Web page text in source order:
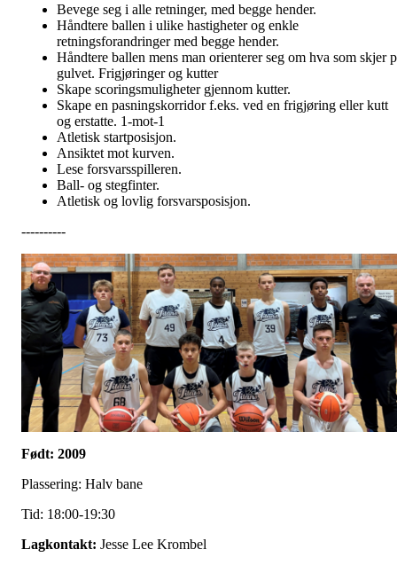
Bevege seg i alle retninger, med begge hender.
Håndtere ballen i ulike hastigheter og enkle
retningsforandringer med begge hender.
Håndtere ballen mens man orienterer seg om hva som skjer
gulvet. Frigjøringer og kutter
Skape scoringsmuligheter gjennom kutter.
Skape en pasningskorridor f.eks. ved en frigjøring eller kutt
og erstatte. 1-mot-1
Atletisk startposisjon.
Ansiktet mot kurven.
Lese forsvarsspilleren.
Ball- og stegfinter.
Atletisk og lovlig forsvarsposisjon.
----------
Født: 2009
Plassering: Halv bane
Tid: 18:00-19:30
Lagkontakt: Jesse Lee Krombel